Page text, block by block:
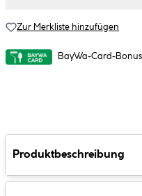
Zur Merkliste hinzufügen
BayWa-Card-Bonus
Produktbeschreibung